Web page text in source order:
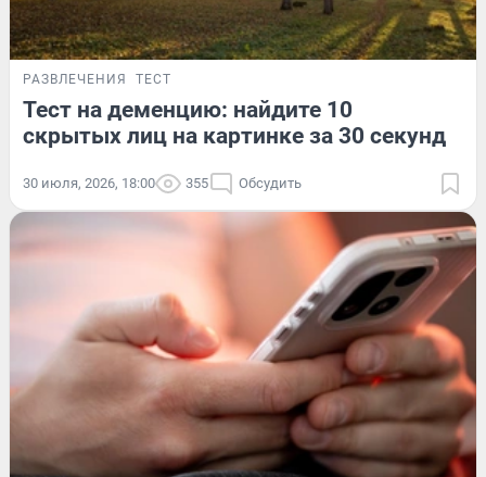
РАЗВЛЕЧЕНИЯ ТЕСТ
Тест на деменцию: найдите 10
скрытых лиц на картинке за 30 секунд
30 июля, 2026, 18:00 355 Обсудить